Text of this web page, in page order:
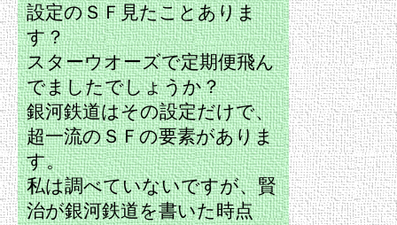
設定のＳＦ見たことありま
す？
スターウオーズで定期便飛ん
でましたでしょうか？
銀河鉄道はその設定だけで、
超一流のＳＦの要素がありま
す。
私は調べていないですが、賢
治が銀河鉄道を書いた時点